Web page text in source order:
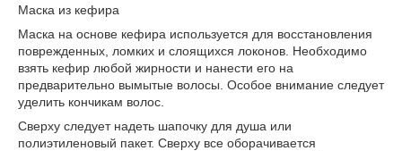
Маска из кефира
Маска на основе кефира используется для восстановления
поврежденных, ломких и слоящихся локонов. Необходимо
взять кефир любой жирности и нанести его на
предварительно вымытые волосы. Особое внимание следует
уделить кончикам волос.
Сверху следует надеть шапочку для душа или
полиэтиленовый пакет. Сверху все оборачивается